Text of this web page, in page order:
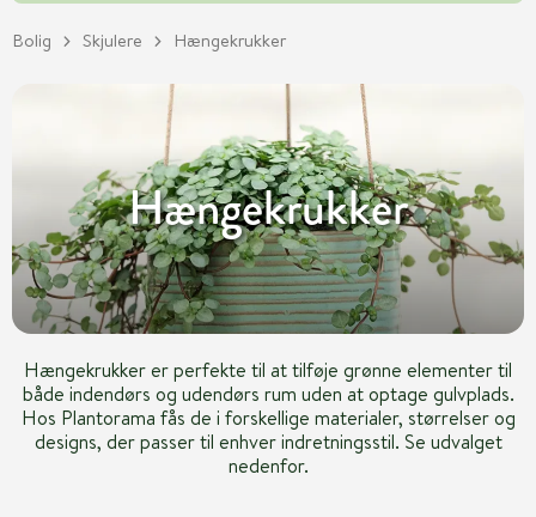
Bolig Skjulere Hængekrukker
Hængekrukker
Hængekrukker er perfekte til at tilføje grønne elementer til
både indendørs og udendørs rum uden at optage gulvplads.
Hos Plantorama fås de i forskellige materialer, størrelser og
designs, der passer til enhver indretningsstil. Se udvalget
nedenfor.